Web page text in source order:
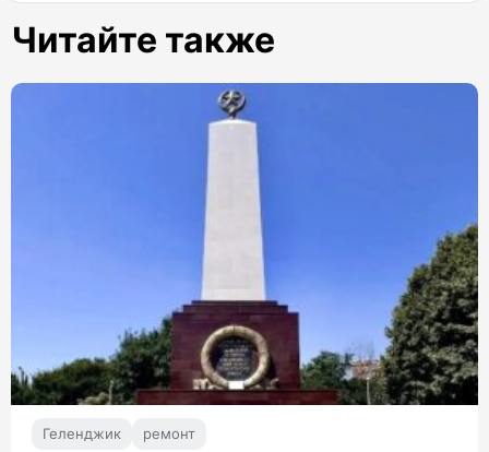
Читайте также
Геленджик ремонт